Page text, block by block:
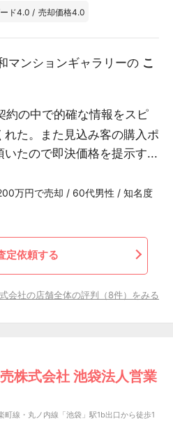
ド4.0 / 売却価格4.0
マンションギャラリーの こ
約の中で的確な情報をスピ
た。また見込み客の購入ポ
たので即決価格を提示す...
万円で売却 / 60代男性 / 知名度
定依頼する
会社の店舗全体の評判（8件）をみる
株式会社 池袋法人営業
線・丸ノ内線「池袋」駅1b出口から徒歩1